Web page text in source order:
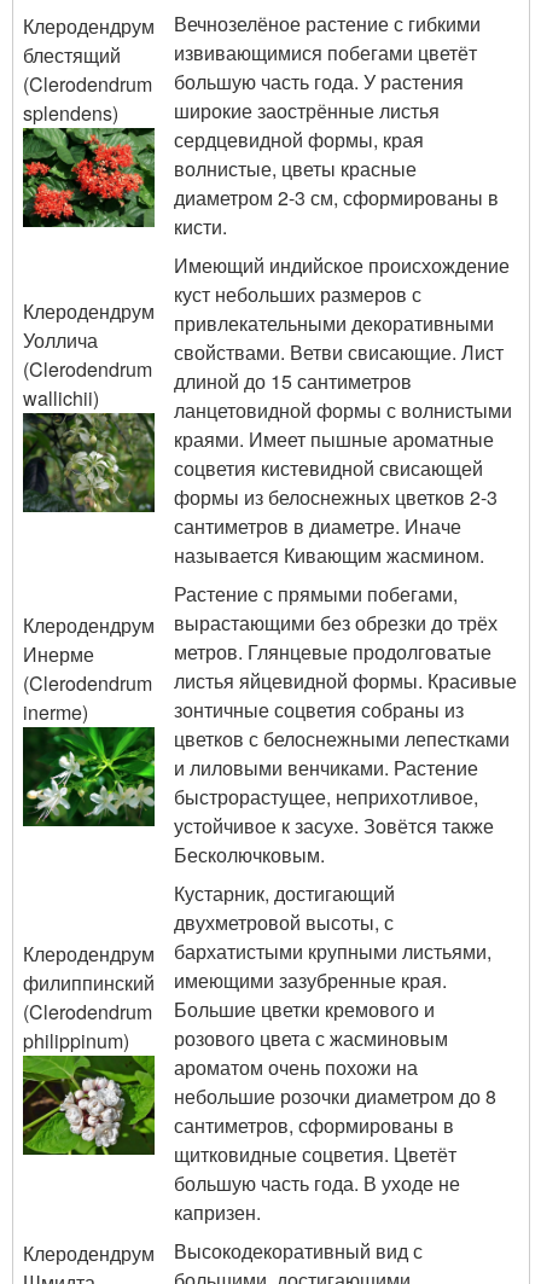
Клеродендрум
блестящий
(Clerodendrum
splendens)
Вечнозелёное растение с гибкими
извивающимися побегами цветёт
большую часть года. У растения
широкие заострённые листья
сердцевидной формы, края
волнистые, цветы красные
диаметром 2-3 см, сформированы в
кисти.
Клеродендрум
Уоллича
(Clerodendrum
wallichii)
Имеющий индийское происхождение
куст небольших размеров с
привлекательными декоративными
свойствами. Ветви свисающие. Лист
длиной до 15 сантиметров
ланцетовидной формы с волнистыми
краями. Имеет пышные ароматные
соцветия кистевидной свисающей
формы из белоснежных цветков 2-3
сантиметров в диаметре. Иначе
называется Кивающим жасмином.
Клеродендрум
Инерме
(Clerodendrum
inerme)
Растение с прямыми побегами,
вырастающими без обрезки до трёх
метров. Глянцевые продолговатые
листья яйцевидной формы. Красивые
зонтичные соцветия собраны из
цветков с белоснежными лепестками
и лиловыми венчиками. Растение
быстрорастущее, неприхотливое,
устойчивое к засухе. Зовётся также
Бесколючковым.
Клеродендрум
филиппинский
(Clerodendrum
philippinum)
Кустарник, достигающий
двухметровой высоты, с
бархатистыми крупными листьями,
имеющими зазубренные края.
Большие цветки кремового и
розового цвета с жасминовым
ароматом очень похожи на
небольшие розочки диаметром до 8
сантиметров, сформированы в
щитковидные соцветия. Цветёт
большую часть года. В уходе не
капризен.
Клеродендрум
Высокодекоративный вид с